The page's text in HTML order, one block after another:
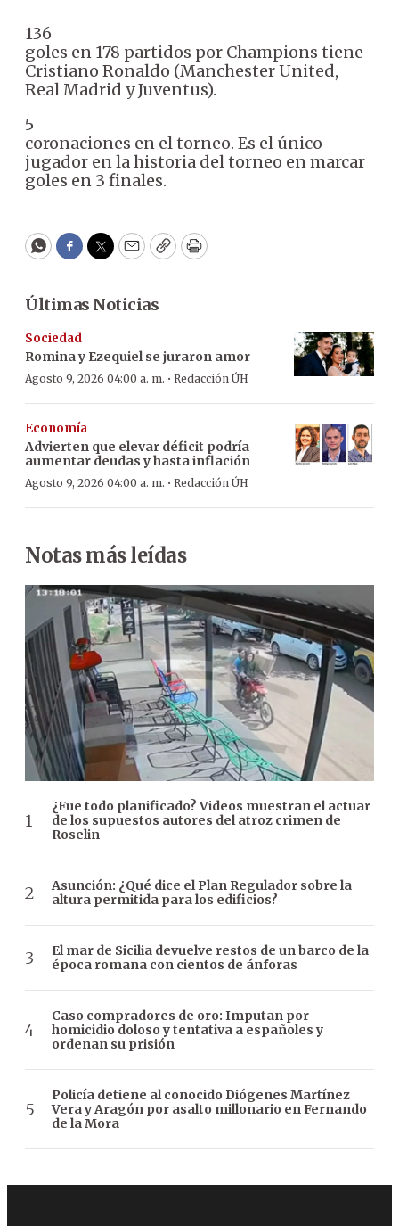
136
goles en 178 partidos por Champions tiene
Cristiano Ronaldo (Manchester United,
Real Madrid y Juventus).
5
coronaciones en el torneo. Es el único
jugador en la historia del torneo en marcar
goles en 3 finales.
WhatsApp
Facebook
Twitter
EmailCopyPrint
Últimas Noticias
Sociedad
Romina y Ezequiel se juraron amor
Agosto 9, 2026 04:00 a. m. · Redacción ÚH
Economía
Advierten que elevar déficit podría
aumentar deudas y hasta inflación
Agosto 9, 2026 04:00 a. m. · Redacción ÚH
Notas más leídas
¿Fue todo planificado? Videos muestran el actuar
de los supuestos autores del atroz crimen de
Roselin
Asunción: ¿Qué dice el Plan Regulador sobre la
altura permitida para los edificios?
El mar de Sicilia devuelve restos de un barco de la
época romana con cientos de ánforas
Caso compradores de oro: Imputan por
homicidio doloso y tentativa a españoles y
ordenan su prisión
Policía detiene al conocido Diógenes Martínez
Vera y Aragón por asalto millonario en Fernando
de la Mora